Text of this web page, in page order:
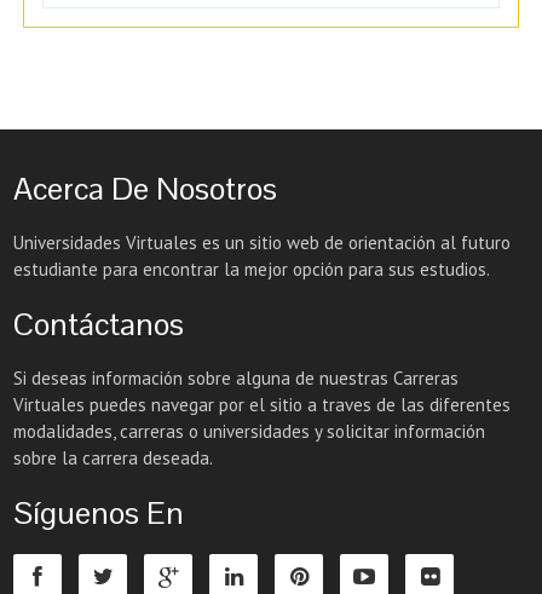
Acerca De Nosotros
Universidades Virtuales es un sitio web de orientación al futuro
estudiante para encontrar la mejor opción para sus estudios.
Contáctanos
Si deseas información sobre alguna de nuestras Carreras
Virtuales puedes navegar por el sitio a traves de las diferentes
modalidades, carreras o universidades y solicitar información
sobre la carrera deseada.
Síguenos En